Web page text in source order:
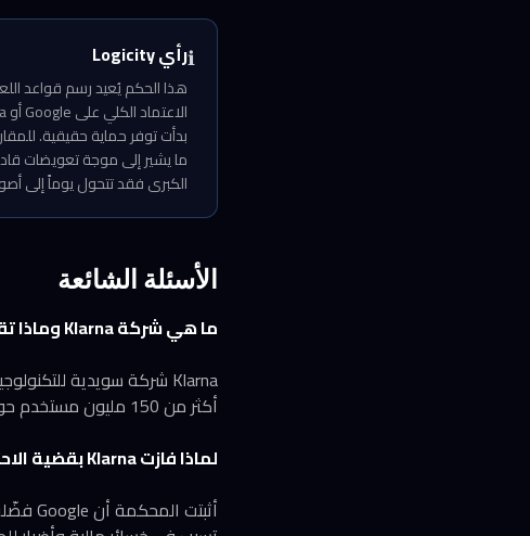
ℹ️رأي Logicity
هذا الحكم يُعيد رسم قواعد
الكبرى فقد تتحول يوماً إلى
الأسئلة الشائعة
ما هي شركة Klarna وماذا تقدم؟
أكثر من 150 مليون مستخدم حول العالم. استحوذت على منصة PriceRunner لمقارنة الأسعار عام 2022.
لماذا فازت Klarna بقضية الاحتكار ضد Google؟